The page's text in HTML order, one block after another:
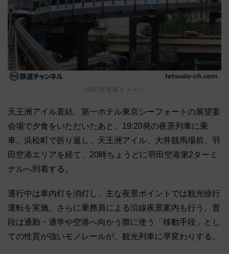
1000形電車イメージ
天王洲アイル直結、第一ホテル東京シーフォートの展望宴
会場で夕食をいただいたあと、19:20発の夜景列車に乗
車。浜松町で折り返し、天王洲アイル、大井競馬場前、羽
田空港エリアを経て、20時ちょうどに羽田空港第2ターミ
ナルへ到着する。
運行中は車内灯を消灯し、主な夜景ポイントでは観光徐行
運転を実施。さらに乗務員による沿線夜景案内も行う。普
段は通勤・通学や空港へ向かう際に使う「移動手段」とし
ての性質が強いモノレールが、観光列車に早変わりする。